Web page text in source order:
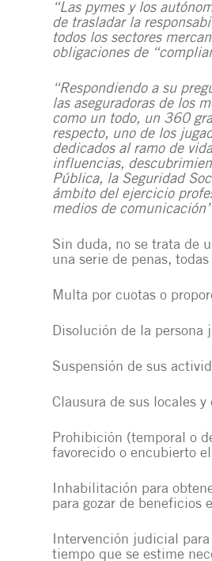
“Las pymes y los
de trasladar la
todos los sectores
obligaciones de
“Respondiendo a su
las aseguradoras de los
como un todo, un 360
respecto, uno de los
dedicados al ramo de
influencias,
Pública, la Seguridad
ámbito del ejercicio
medios de
Sin duda, no se trata de
una serie de penas,
Multa por cuotas o
Disolución de la persona
Suspensión de sus
Clausura de sus locales
Prohibición (temporal o
favorecido o encubierto
Inhabilitación para
para gozar de beneficios
Intervención judicial para
tiempo que se estime